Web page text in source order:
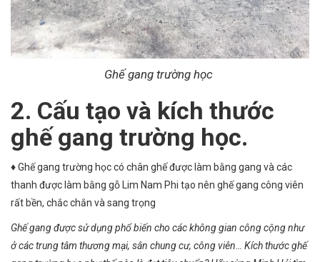
Ghế gang trường học
2. Cấu tạo và kích thước
ghế gang trường học.
♦Ghế gang trường học có chân ghế được làm bằng gang và các
thanh được làm bằng gỗ Lim Nam Phi tạo nên ghế gang công viên
rất bền, chắc chắn và sang trọng
Ghế gang được sử dụng phổ biến cho các không gian công cộng như
ở các trung tâm thương mại, sân chung cư, công viên… Kích thước ghế